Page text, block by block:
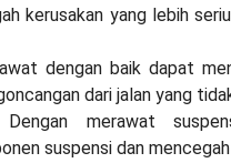
kerusakan yang lebih
dengan baik dapat
dari jalan yang
Dengan merawat
suspensi dan